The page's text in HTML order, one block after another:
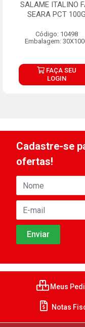
SALAME ITALINO
SEARA PCT 100G
Código: 10498
Embalagem:
FAÇA SEU
LOGIN
Cadastre-se
ofertas!
Meus
Notas